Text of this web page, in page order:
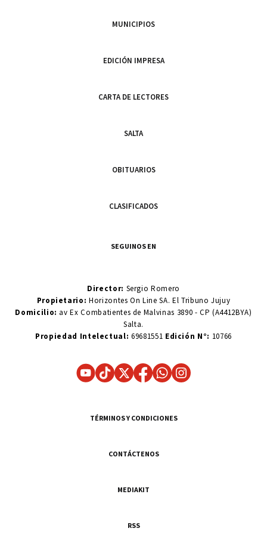
MUNICIPIOS
EDICIÓN IMPRESA
CARTA DE LECTORES
SALTA
OBITUARIOS
CLASIFICADOS
SEGUINOS EN
Director: Sergio Romero
Propietario:Horizontes On Line SA. El Tribuno Jujuy
Domicilio: av Ex Combatientes de Malvinas 3890 - CP (A4412BYA)
Salta.
Propiedad Intelectual: 69681551 Edición N°: 10766
TÉRMINOS Y CONDICIONES
CONTÁCTENOS
MEDIAKIT
RSS